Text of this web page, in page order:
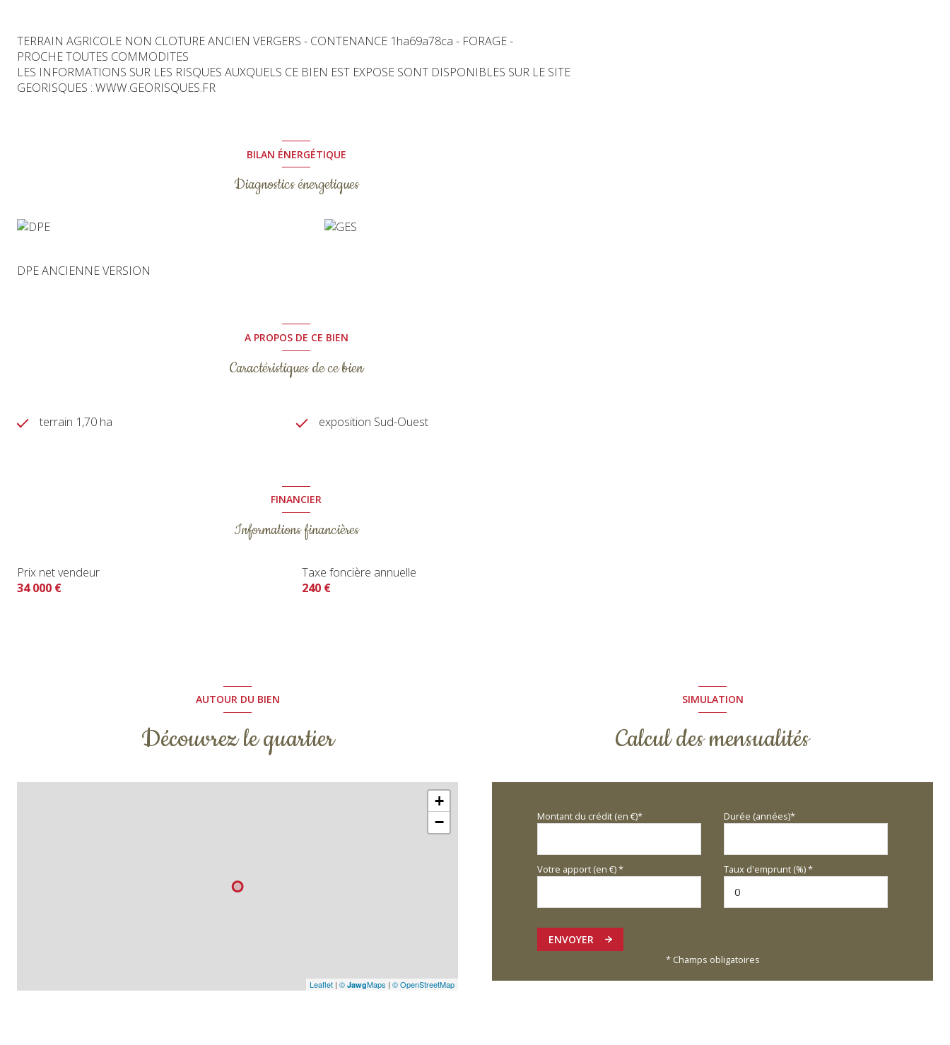
TERRAIN AGRICOLE NON CLOTURE ANCIEN VERGERS - CONTENANCE 1ha69a78ca - FORAGE -
PROCHE TOUTES COMMODITES
LES INFORMATIONS SUR LES RISQUES AUXQUELS CE BIEN EST EXPOSE SONT DISPONIBLES SUR LE SITE
GEORISQUES : WWW.GEORISQUES.FR
BILAN ÉNERGÉTIQUE
Diagnostics énergetiques
DPE ANCIENNE VERSION
A PROPOS DE CE BIEN
Caractéristiques de ce bien
terrain 1,70 ha exposition Sud-Ouest
FINANCIER
Informations financières
Prix net vendeur
34 000 €
Taxe foncière annuelle
240 €
AUTOUR DU BIEN
Découvrez le quartier
+
−
Leaflet | © JawgMaps | © OpenStreetMap
SIMULATION
Calcul des mensualités
Montant du crédit (en €)* Durée (années)*
Votre apport (en €) * Taux d'emprunt (%) *
ENVOYER
* Champs obligatoires